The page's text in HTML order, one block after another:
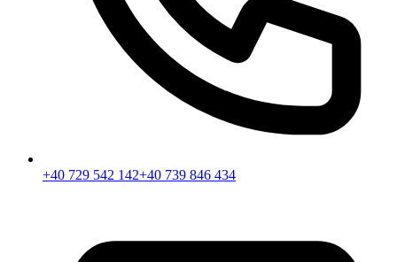
+40 729 542 142+40 739 846 434